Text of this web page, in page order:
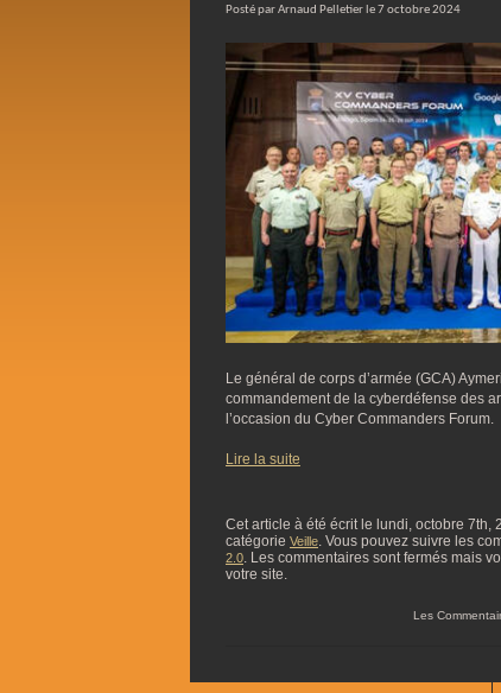
Posté par Arnaud Pelletier le 7 octobre 2024
Le général de corps d’armée (GCA)
commandement de la cyberdéfense des
l’occasion du Cyber Commanders Forum.
Lire la suite
Cet article à été écrit le lundi, octobre 7th,
catégorie Veille. Vous pouvez suivre les
2.0. Les commentaires sont fermés mais
votre site.
Les